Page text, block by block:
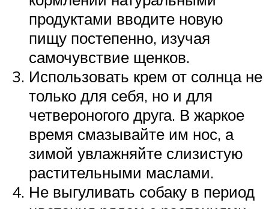
продуктами вводите новую
пищу постепенно, изучая
самочувствие щенков.
Использовать крем от солнца не
только для себя, но и для
четвероногого друга. В жаркое
время смазывайте им нос, а
зимой увлажняйте слизистую
растительными маслами.
Не выгуливать собаку в период